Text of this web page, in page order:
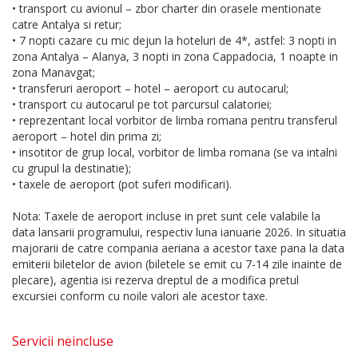
• transport cu avionul – zbor charter din orasele mentionate
catre Antalya si retur;
• 7 nopti cazare cu mic dejun la hoteluri de 4*, astfel: 3 nopti in
zona Antalya – Alanya, 3 nopti in zona Cappadocia, 1 noapte in
zona Manavgat;
• transferuri aeroport – hotel – aeroport cu autocarul;
• transport cu autocarul pe tot parcursul calatoriei;
• reprezentant local vorbitor de limba romana pentru transferul
aeroport – hotel din prima zi;
• insotitor de grup local, vorbitor de limba romana (se va intalni
cu grupul la destinatie);
• taxele de aeroport (pot suferi modificari).
Nota: Taxele de aeroport incluse in pret sunt cele valabile la
data lansarii programului, respectiv luna ianuarie 2026. In situatia
majorarii de catre compania aeriana a acestor taxe pana la data
emiterii biletelor de avion (biletele se emit cu 7-14 zile inainte de
plecare), agentia isi rezerva dreptul de a modifica pretul
excursiei conform cu noile valori ale acestor taxe.
Servicii neincluse